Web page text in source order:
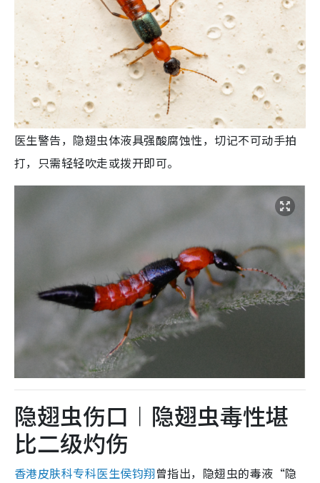
医生警告，隐翅虫体液具强酸腐蚀性，切记不可动手拍
打，只需轻轻吹走或拨开即可。
隐翅虫伤口︱隐翅虫毒性堪
比二级灼伤
香港皮肤科专科医生侯钧翔曾指出，隐翅虫的毒液“隐